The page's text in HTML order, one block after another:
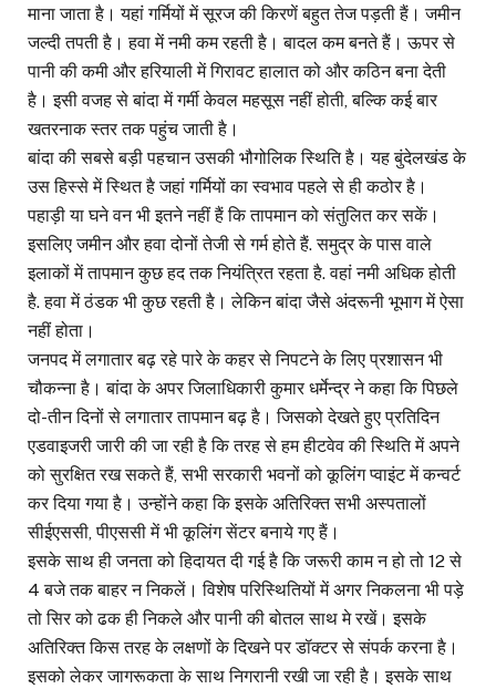
माना जाता है। यहां गर्मियों में सूरज की किरणें बहुत तेज पड़ती हैं। जमीन
जल्दी तपती है। हवा में नमी कम रहती है। बादल कम बनते हैं। ऊपर से
पानी की कमी और हरियाली में गिरावट हालात को और कठिन बना देती
है। इसी वजह से बांदा में गर्मी केवल महसूस नहीं होती, बल्कि कई बार
खतरनाक स्तर तक पहुंच जाती है।
बांदा की सबसे बड़ी पहचान उसकी भौगोलिक स्थिति है। यह बुंदेलखंड के
उस हिस्से में स्थित है जहां गर्मियों का स्वभाव पहले से ही कठोर है।
पहाड़ी या घने वन भी इतने नहीं हैं कि तापमान को संतुलित कर सकें।
इसलिए जमीन और हवा दोनों तेजी से गर्म होते हैं. समुद्र के पास वाले
इलाकों में तापमान कुछ हद तक नियंत्रित रहता है. वहां नमी अधिक होती
है. हवा में ठंडक भी कुछ रहती है। लेकिन बांदा जैसे अंदरूनी भूभाग में ऐसा
नहीं होता।
जनपद में लगातार बढ़ रहे पारे के कहर से निपटने के लिए प्रशासन भी
चौकन्ना है। बांदा के अपर जिलाधिकारी कुमार धर्मेन्द्र ने कहा कि पिछले
दो-तीन दिनों से लगातार तापमान बढ़ है। जिसको देखते हुए प्रतिदिन
एडवाइजरी जारी की जा रही है कि तरह से हम हीटवेव की स्थिति में अपने
को सुरक्षित रख सकते हैं, सभी सरकारी भवनों को कूलिंग प्वाइंट में कन्वर्ट
कर दिया गया है। उन्होंने कहा कि इसके अतिरिक्त सभी अस्पतालों
सीईएससी, पीएससी में भी कूलिंग सेंटर बनाये गए हैं।
इसके साथ ही जनता को हिदायत दी गई है कि जरूरी काम न हो तो 12 से
4 बजे तक बाहर न निकलें। विशेष परिस्थितियों में अगर निकलना भी पड़े
तो सिर को ढक ही निकले और पानी की बोतल साथ मे रखें। इसके
अतिरिक्त किस तरह के लक्षणों के दिखने पर डॉक्टर से संपर्क करना है।
इसको लेकर जागरूकता के साथ निगरानी रखी जा रही है। इसके साथ